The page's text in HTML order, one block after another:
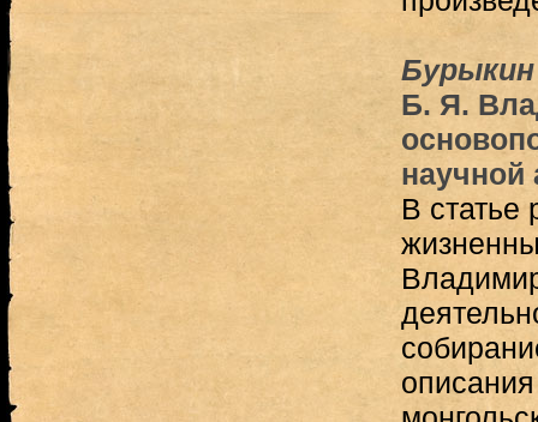
Б. Я.
научной
В статье